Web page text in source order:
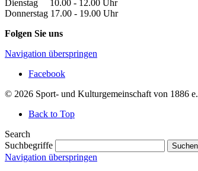
Dienstag 10.00 - 12.00 Uhr
Donnerstag 17.00 - 19.00 Uhr
Folgen Sie uns
Navigation überspringen
Facebook
© 2026 Sport- und Kulturgemeinschaft von 1886
Back to Top
Search
Suchbegriffe
Suchen
Navigation überspringen